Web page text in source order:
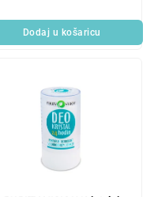
Dodaj u košaricu